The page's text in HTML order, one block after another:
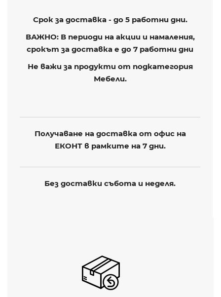
Срок за доставка - до 5 работни дни.
ВАЖНО: В периоди на акции и намаления,
срокът за доставка е до 7 работни дни
Не важи за продукти от подкатегория
Мебели.
Получаване на доставка от офис на
ЕКОНТ в рамките на 7 дни.
Без доставки събота и неделя.